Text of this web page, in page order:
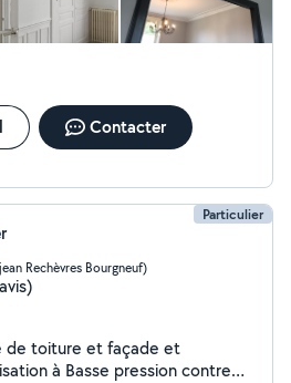
il était là à l'heure aucun problème. Passer votre chemin.
Contacter
Particulier
Rechèvres Bourgneuf)
de toiture et façade et
à Basse pression contre